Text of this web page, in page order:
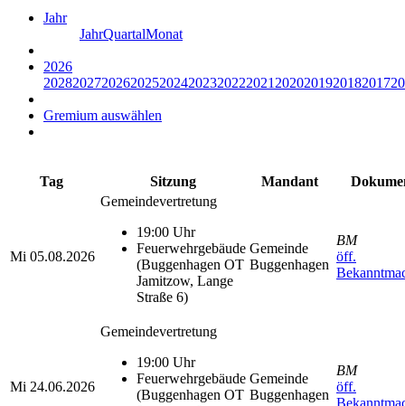
Jahr
JahrQuartalMonat
2026
20282027202620252024202320222021 2020201920182017
Gremium auswählen
Tag Sitzung Mandant
Mi 05.08.2026
Gemeindevertretung
19:00 Uhr
Feuerwehrgebäude
(Buggenhagen OT
Jamitzow, Lange
Straße 6)
Gemeinde
Buggenhagen
BM
öff.
Mi 24.06.2026
Gemeindevertretung
19:00 Uhr
Feuerwehrgebäude
(Buggenhagen OT
Gemeinde
Buggenhagen
BM
öff.